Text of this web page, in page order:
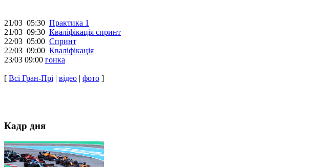
21/03 05:30 Практика 1
21/03 09:30 Кваліфікація спринт
22/03 05:00 Спринт
22/03 09:00 Кваліфікація
23/03 09:00 гонка
[ Всі Гран-Прі | відео | фото ]
Кадр дня